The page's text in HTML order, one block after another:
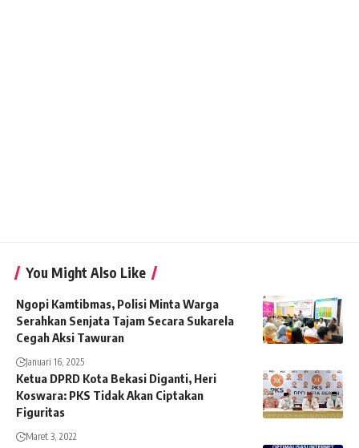
You Might Also Like
Ngopi Kamtibmas, Polisi Minta Warga
Serahkan Senjata Tajam Secara Sukarela
Cegah Aksi Tawuran
Januari 16, 2025
Ketua DPRD Kota Bekasi Diganti, Heri
Koswara: PKS Tidak Akan Ciptakan
Figuritas
Maret 3, 2022